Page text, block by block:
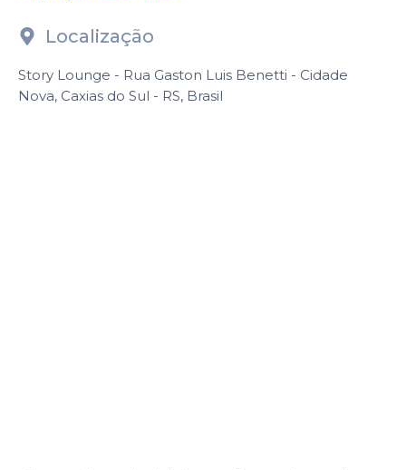
Localização
Story Lounge - Rua Gaston Luis Benetti - Cidade
Nova, Caxias do Sul - RS, Brasil